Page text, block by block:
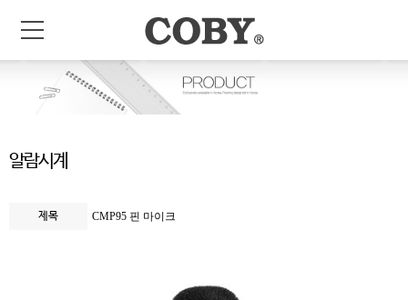
알람시계
제목 CMP95 핀 마이크